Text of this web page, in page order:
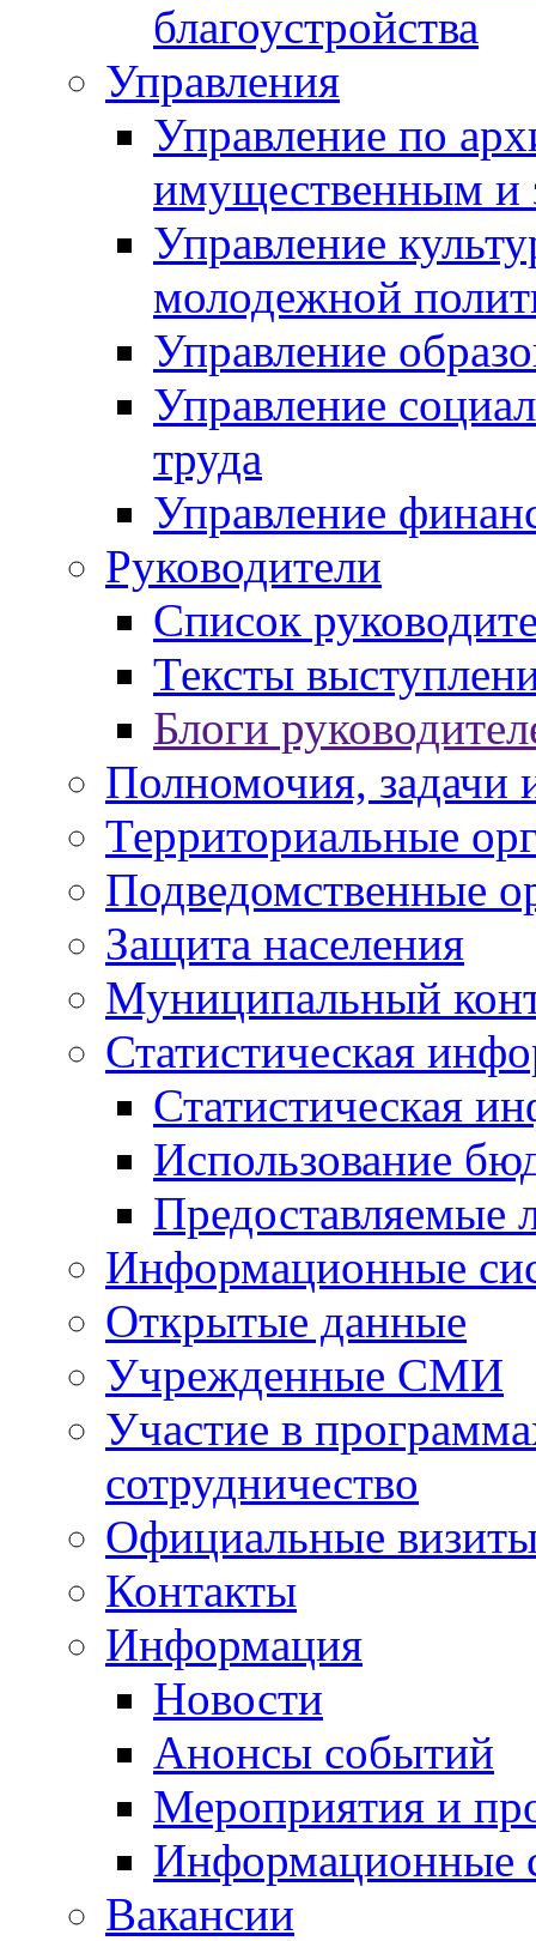
благоустройства
Управления
Управление по
имущественным и
Управление
молодежной
Управление
Управление
труда
Управление
Руководители
Список
Тексты
Блоги
Полномочия, задачи
Территориальные
Подведомственные
Защита населения
Муниципальный
Статистическая
Статистическая
Использование
Предоставляемые
Информационные
Открытые данные
Учрежденные СМИ
Участие в
сотрудничество
Официальные
Контакты
Информация
Новости
Анонсы событий
Мероприятия и
Информационные
Вакансии